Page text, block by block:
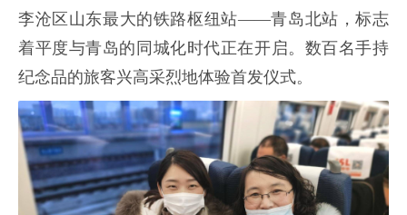
李沧区山东最大的铁路枢纽站——青岛北站，标志
着平度与青岛的同城化时代正在开启。数百名手持
纪念品的旅客兴高采烈地体验首发仪式。